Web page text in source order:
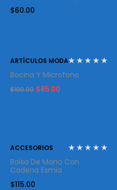
$60.00
ARTÍCULOS MODA
Bocina Y Microfono
$100.00 Original
price
$85.00
ACCESORIOS
Bolsa De Mano Con
Cadena Esmia
$115.00